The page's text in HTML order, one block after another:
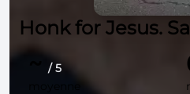
Honk for Jesus.
/ 5